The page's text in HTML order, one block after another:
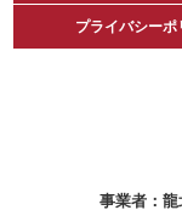
プライバシーポ
プライバシーポ
龍